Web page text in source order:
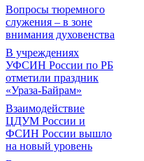
Вопросы тюремного
служения – в зоне
внимания духовенства
В учреждениях
УФСИН России по РБ
отметили праздник
«Ураза-Байрам»
Взаимодействие
ЦДУМ России и
ФСИН России вышло
на новый уровень